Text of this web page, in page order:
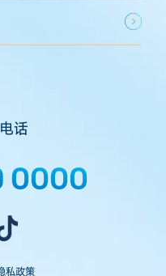
话
0000
私政策